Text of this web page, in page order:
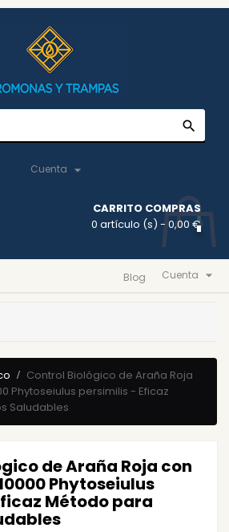
search
Cuenta 
CARRITO COMPRAS
0 artículo (s) - 0,00 €
Cuenta 
Blog
Control Biológico de Araña Roja
Phytoseiulus persimilis - Eficaz
Saludables
de Araña Roja con
Phytoseiulus
Método para